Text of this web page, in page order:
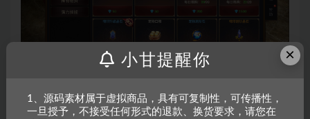
×
小甘提醒你
1、源码素材属于虚拟商品，具有可复制性，可传播性，
一旦授予，不接受任何形式的退款、换货要求，请您在